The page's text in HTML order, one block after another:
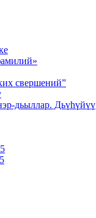
свершений”
дьыллар. Дьүһүйүү